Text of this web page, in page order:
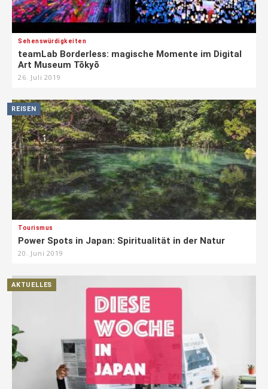
Sehenswürdigkeiten
teamLab Borderless: magische Momente im Digital
Art Museum Tōkyō
26. Juli 2019
REISEN
Tourismus
Power Spots in Japan: Spiritualität in der Natur
20. Juni 2019
AKTUELLES